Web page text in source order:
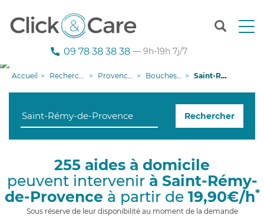
T
n
g
i
o
n
09 78 38 38 38 — 9h-19h 7j/7
Accueil Recherche aide à domicile Provence-Alpes-Côte d'Azur Bouches-du-Rhône Saint-Rémy-de-Provence
Rechercher
255 aides à domicile
peuvent intervenir à Saint-Rémy-
de-Provence à partir de 19,90€/h*
Sous réserve de leur disponibilité au moment de la demande